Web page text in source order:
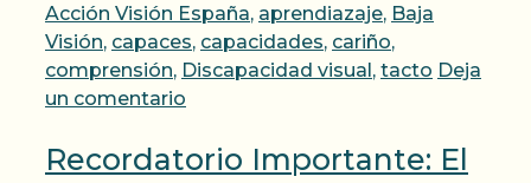
Acción Visión España, aprendiazaje, Baja
Visión, capaces, capacidades, cariño,
comprensión, Discapacidad visual, tacto Deja
un comentario
Recordatorio Importante: El